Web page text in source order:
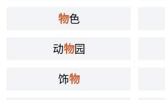
物色
动物园
饰物